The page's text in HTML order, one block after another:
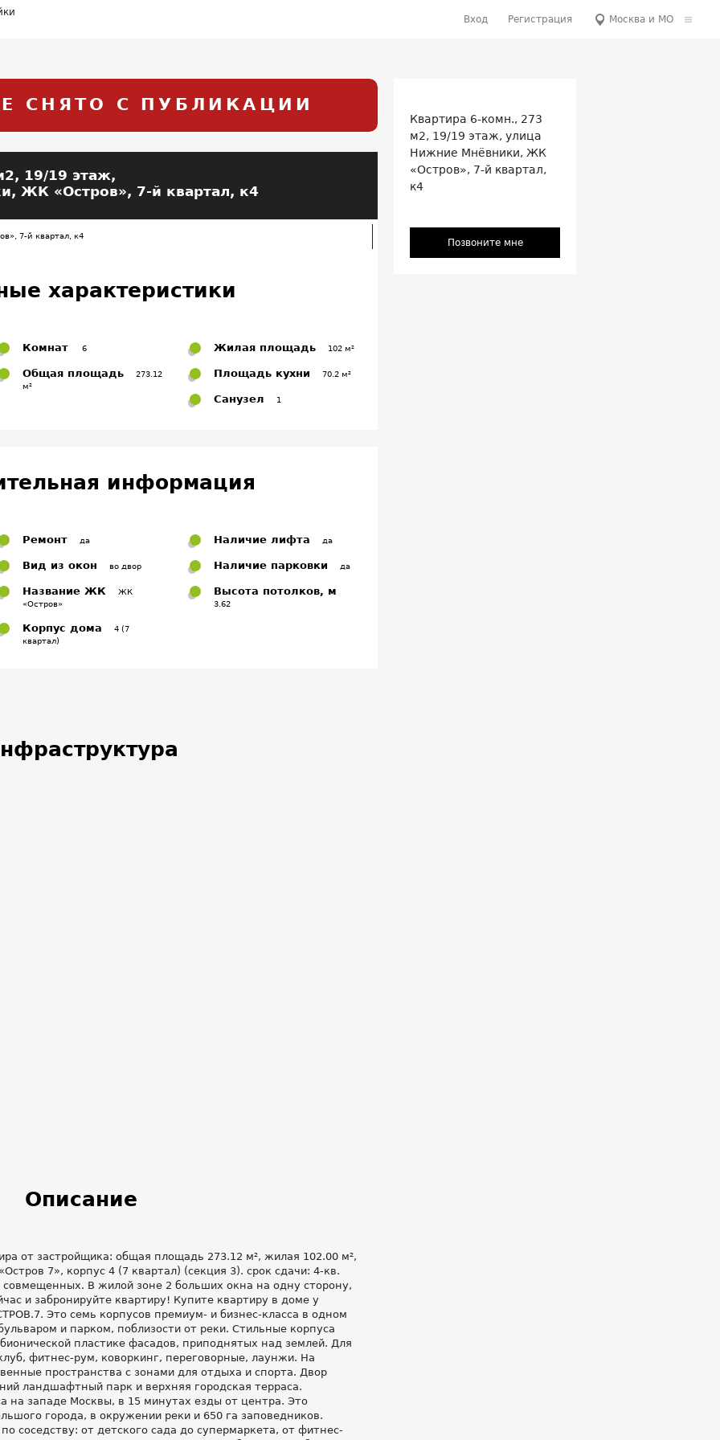
Вход Регистрация Москва и МО
СНЯТО С ПУБЛИКАЦИИ
19/19 этаж,
ЖК «Остров», 7-й квартал, к4
7-й квартал, к4
характеристики
Комнат 6
Общая площадь
273.12
м²
Жилая площадь 102 м²
Площадь кухни 70.2 м²
Санузел 1
информация
Ремонт да
Вид из окон во двор
Название ЖК
ЖК
«Остров»
Корпус дома
4 (7
квартал)
Наличие лифта да
Наличие парковки да
Высота потолков, м
3.62
Описание
от застройщика: общая площадь 273.12 м², жилая 102.00 м²,
7», корпус 4 (7 квартал) (секция 3). срок сдачи: 4-кв.
совмещенных. В жилой зоне 2 больших окна на одну сторону,
и забронируйте квартиру! Купите квартиру в доме у
Это семь корпусов премиум- и бизнес-класса в одном
и парком, поблизости от реки. Стильные корпуса
пластике фасадов, приподнятых над землей. Для
фитнес-рум, коворкинг, переговорные, лаунжи. На
пространства с зонами для отдыха и спорта. Двор
ландшафтный парк и верхняя городская терраса.
на западе Москвы, в 15 минутах езды от центра. Это
города, в окружении реки и 650 га заповедников.
соседству: от детского сада до супермаркета, от фитнес-
Квартира 6-комн., 273
м2, 19/19 этаж,улица
Нижние Мнёвники, ЖК
«Остров», 7-й квартал,
к4
Позвоните мне